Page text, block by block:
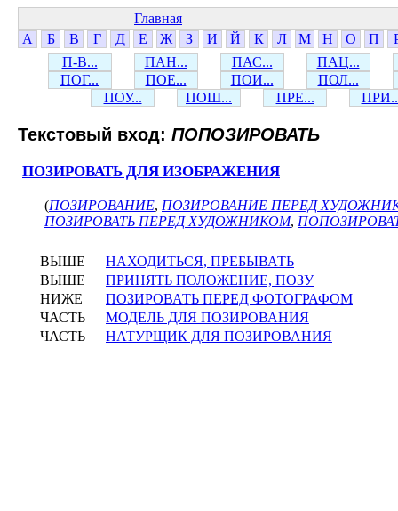
Главная
А
Б В Г Д Е Ж З И Й К Л М Н О П
П-В...
ПАН... ПАС...
ПАЦ...
ПОГ...
ПОЕ... ПОИ...
ПОЛ...
ПОУ...
ПОШ... ПРЕ...
Текстовый вход: ПОПОЗИРОВАТЬ
ПОЗИРОВАТЬ ДЛЯ ИЗОБРАЖЕНИЯ
(ПОЗИРОВАНИЕ, ПОЗИРОВАНИЕ ПЕРЕД
ПОЗИРОВАТЬ ПЕРЕД ХУДОЖНИКОМ,
ВЫШЕ
НАХОДИТЬСЯ, ПРЕБЫВАТЬ
ВЫШЕ
ПРИНЯТЬ ПОЛОЖЕНИЕ, ПОЗУ
НИЖЕ
ПОЗИРОВАТЬ ПЕРЕД ФОТОГРАФОМ
ЧАСТЬ
МОДЕЛЬ ДЛЯ ПОЗИРОВАНИЯ
ЧАСТЬ
НАТУРЩИК ДЛЯ ПОЗИРОВАНИЯ